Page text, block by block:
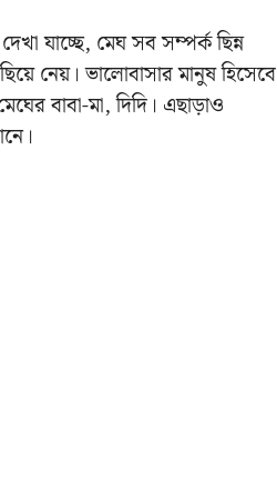
যাচ্ছে, মেঘ সব সম্পর্ক ছিন্ন
নেয়। ভালোবাসার মানুষ হিসেবে
বাবা-মা, দিদি। এছাড়াও